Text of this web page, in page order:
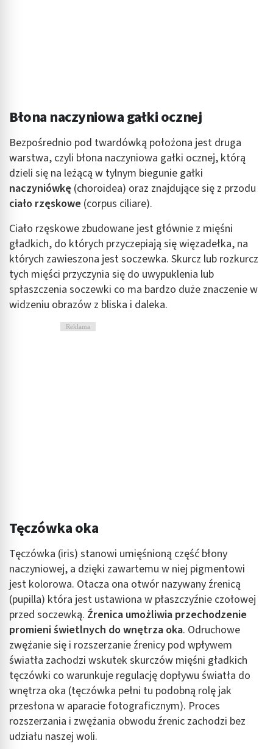
Błona naczyniowa gałki ocznej
Bezpośrednio pod twardówką położona jest druga
warstwa, czyli błona naczyniowa gałki ocznej, którą
dzieli się na leżącą w tylnym biegunie gałki
naczyniówkę (choroidea) oraz znajdujące się z przodu
ciało rzęskowe (corpus ciliare).
Ciało rzęskowe zbudowane jest głównie z mięśni
gładkich, do których przyczepiają się więzadełka, na
których zawieszona jest soczewka. Skurcz lub rozkurcz
tych mięści przyczynia się do uwypuklenia lub
spłaszczenia soczewki co ma bardzo duże znaczenie w
widzeniu obrazów z bliska i daleka.
Reklama
Tęczówka oka
Tęczówka (iris) stanowi umięśnioną część błony
naczyniowej, a dzięki zawartemu w niej pigmentowi
jest kolorowa. Otacza ona otwór nazywany źrenicą
(pupilla) która jest ustawiona w płaszczyźnie czołowej
przed soczewką. Źrenica umożliwia przechodzenie
promieni świetlnych do wnętrza oka. Odruchowe
zwężanie się i rozszerzanie źrenicy pod wpływem
światła zachodzi wskutek skurczów mięśni gładkich
tęczówki co warunkuje regulację dopływu światła do
wnętrza oka (tęczówka pełni tu podobną rolę jak
przesłona w aparacie fotograficznym). Proces
rozszerzania i zwężania obwodu źrenic zachodzi bez
udziału naszej woli.